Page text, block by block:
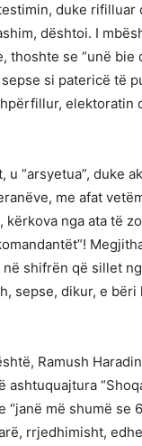
duke rifilluar
dështoi. I
thoshte se “unë bie
si patericë të
u “arsyetua”, duke
me afat
nga ata të
shifrën që sillet
sepse, dikur, e
Ramush
“janë më shumë
rrjedhimisht,